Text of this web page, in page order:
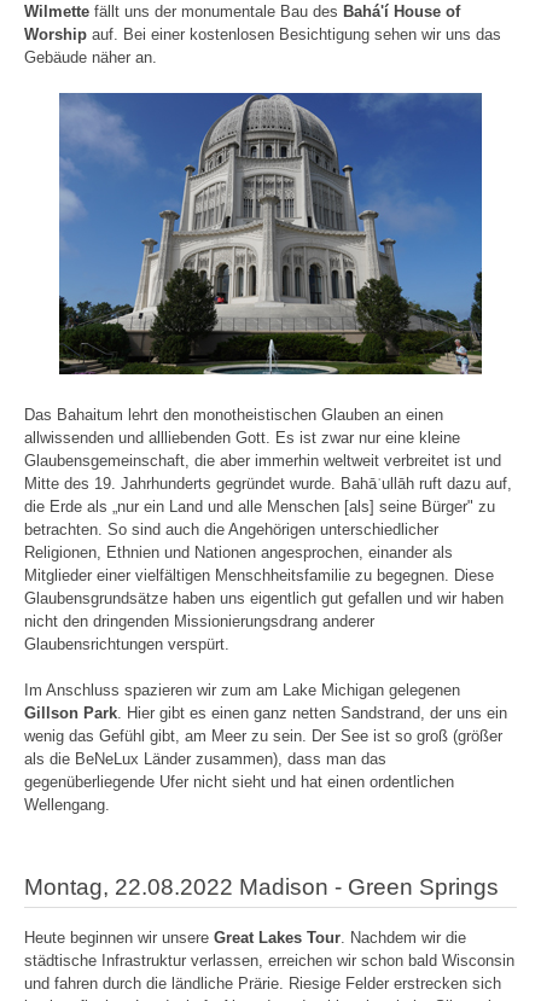
Wilmette fällt uns der monumentale Bau des Bahá'í House of
Worship auf. Bei einer kostenlosen Besichtigung sehen wir uns das
Gebäude näher an.
Das Bahaitum lehrt den monotheistischen Glauben an einen
allwissenden und allliebenden Gott. Es ist zwar nur eine kleine
Glaubensgemeinschaft, die aber immerhin weltweit verbreitet ist und
Mitte des 19. Jahrhunderts gegründet wurde. Bahāʾullāh ruft dazu auf,
die Erde als „nur ein Land und alle Menschen [als] seine Bürger" zu
betrachten. So sind auch die Angehörigen unterschiedlicher
Religionen, Ethnien und Nationen angesprochen, einander als
Mitglieder einer vielfältigen Menschheitsfamilie zu begegnen. Diese
Glaubensgrundsätze haben uns eigentlich gut gefallen und wir haben
nicht den dringenden Missionierungsdrang anderer
Glaubensrichtungen verspürt.
Im Anschluss spazieren wir zum am Lake Michigan gelegenen
Gillson Park . Hier gibt es einen ganz netten Sandstrand, der uns ein
wenig das Gefühl gibt, am Meer zu sein. Der See ist so groß (größer
als die BeNeLux Länder zusammen), dass man das
gegenüberliegende Ufer nicht sieht und hat einen ordentlichen
Wellengang.
Montag, 22.08.2022 Madison - Green Springs
Heute beginnen wir unsere Great Lakes Tour . Nachdem wir die
städtische Infrastruktur verlassen, erreichen wir schon bald Wisconsin
und fahren durch die ländliche Prärie. Riesige Felder erstrecken sich